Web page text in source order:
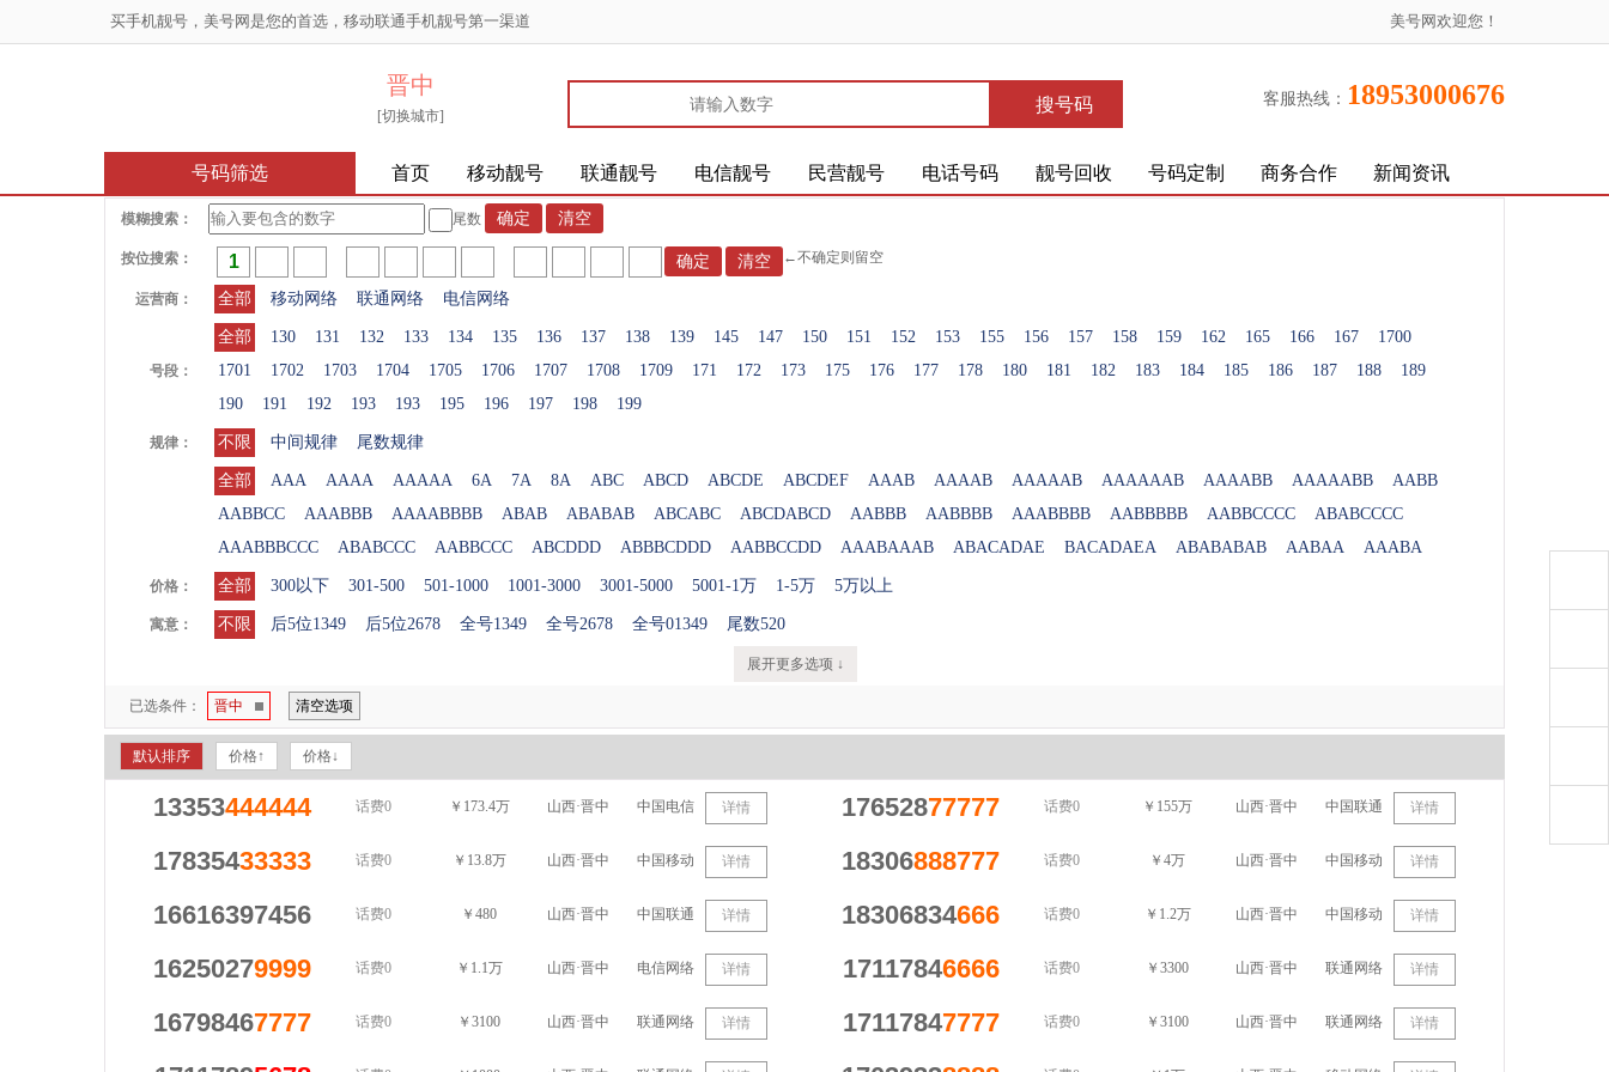
美号网欢迎您！
买手机靓号，美号网是您的首选，移动联通手机靓号第一渠道
晋中
[切换城市]
搜号码 客服热线： 18953000676
号码筛选 首页 移动靓号 联通靓号 电信靓号 民营靓号 电话号码 靓号回收 号码定制 商务合作 新闻资讯
模糊搜索： 尾数
按位搜索： ←不确定则留空
运营商： 全部 移动网络 联通网络 电信网络
号段：
全部 130 131 132 133 134 135 136 137 138 139 145 147 150 151 152 153 155 156 157 158 159 162 165 166 167
1700
1701
1702 1703 1704 1705 1706 1707 1708 1709 171 172 173 175 176 177 178 180 181 182 183 184 185 186 187 188
189
190
191 192 193 193 195 196 197 198 199
规律： 不限 中间规律 尾数规律
全部 AAA AAAA AAAAA 6A 7A 8A ABC ABCD ABCDE ABCDEF AAAB AAAAB AAAAAB AAAAAAB AAAABB AAAAABB
AABB
AABBCC
AAABBB AAAABBBB ABAB ABABAB ABCABC ABCDABCD AABBB AABBBB AAABBBB AABBBBB AABBCCCC
ABABCCCC
AAABBBCCC
ABABCCC AABBCCC ABCDDD ABBBCDDD AABBCCDD AAABAAAB ABACADAE BACADAEA ABABABAB AABAA AAABA
价格： 全部 300以下 301-500 501-1000 1001-3000 3001-5000 5001-1万 1-5万 5万以上
寓意： 不限 后5位1349 后5位2678 全号1349 全号2678 全号01349 尾数520
展开更多选项 ↓
已选条件： 晋中 清空选项
默认排序 价格↑ 价格↓
13353444444 话费0 ￥173.4万 山西·晋中 中国电信 详情 17652877777 话费0 ￥155万 山西·晋中 中国联通 详情
17835433333 话费0 ￥13.8万 山西·晋中 中国移动 详情 18306888777 话费0 ￥4万 山西·晋中 中国移动 详情
16616397456 话费0 ￥480 山西·晋中 中国联通 详情 18306834666 话费0 ￥1.2万 山西·晋中 中国移动 详情
16250279999 话费0 ￥1.1万 山西·晋中 电信网络 详情 17117846666 话费0 ￥3300 山西·晋中 联通网络 详情
16798467777 话费0 ￥3100 山西·晋中 联通网络 详情 17117847777 话费0 ￥3100 山西·晋中 联通网络 详情